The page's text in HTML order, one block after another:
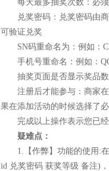
每天最多抽奖次数：必须
兑奖密码：兑奖密码由商
可验证兑奖
SN码重命名为：例如：
手机号重命名：例如：QQ
抽奖页面是否显示奖品数
注册后才能参与：商家在
果在添加活动的时候选择了
完成以上操作表示您已经
疑难点：
1.【作弊】功能的使用:在
id 兑奖密码 获奖等级 备注)